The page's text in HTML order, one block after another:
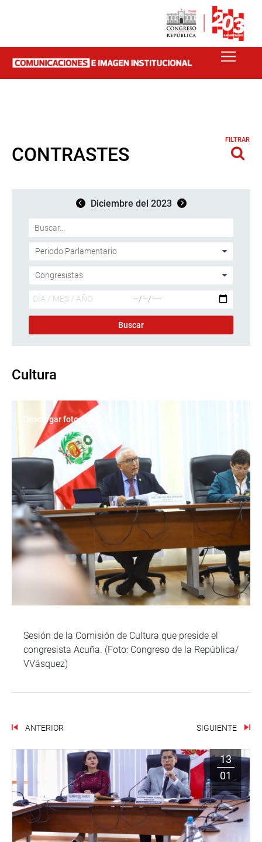
CONTRASTES
FILTRAR
Diciembre del 2023
Cultura
Descargar foto
Sesión de la Comisión de Cultura que preside el
congresista Acuña. (Foto: Congreso de la República/
VVásquez)
ANTERIOR SIGUIENTE
13
01